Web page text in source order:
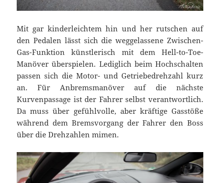
Mit gar kinderleichtem hin und her rutschen auf
den Pedalen lässt sich die weggelassene Zwischen-
Gas-Funktion künstlerisch mit dem Hell-to-Toe-
Manöver überspielen. Lediglich beim Hochschalten
passen sich die Motor- und Getriebedrehzahl kurz
an. Für Anbremsmanöver auf die nächste
Kurvenpassage ist der Fahrer selbst verantwortlich.
Da muss über gefühlvolle, aber kräftige Gasstöße
während dem Bremsvorgang der Fahrer den Boss
über die Drehzahlen mimen.